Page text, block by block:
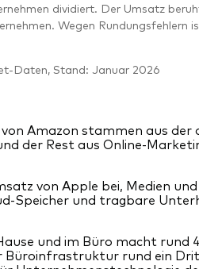
dividiert. Der Umsatz
Wegen Rundungsfehlern
Stand: Januar 2026
Amazon stammen aus der
der Rest aus Online-
von Apple bei, Medien
Speicher und tragbare
und im Büro macht rund
Büroinfrastruktur rund ein